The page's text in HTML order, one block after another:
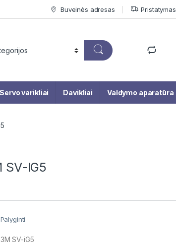
Buveinės adresas Pristatymas
Servo varikliai Davikliai Valdymo aparatūra
SV-IG5
Palyginti
SV-iG5